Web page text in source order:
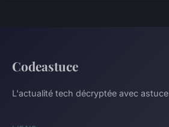
Codeastuce
L'actualité tech décryptée avec astuce